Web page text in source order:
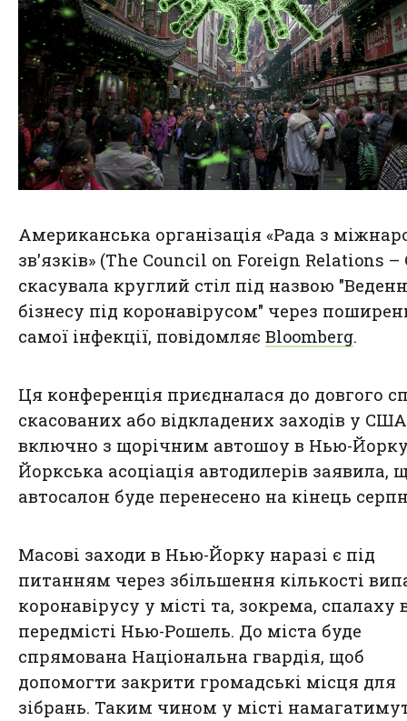
Американська організація «Рада з
зв'язків» (The Council on Foreign Relations –
скасувала круглий стіл під назвою
бізнесу під коронавірусом" через
самої інфекції, повідомляє Bloomberg.
Ця конференція приєдналася до довгого
скасованих або відкладених заходів у
включно з щорічним автошоу в Нью-
Йоркська асоціація автодилерів заявила,
автосалон буде перенесено на кінець
Масові заходи в Нью-Йорку наразі є під
питанням через збільшення кількості
коронавірусу у місті та, зокрема, спалаху
передмісті Нью-Рошель. До міста буде
спрямована Національна гвардія, щоб
допомогти закрити громадські місця для
зібрань. Таким чином у місті